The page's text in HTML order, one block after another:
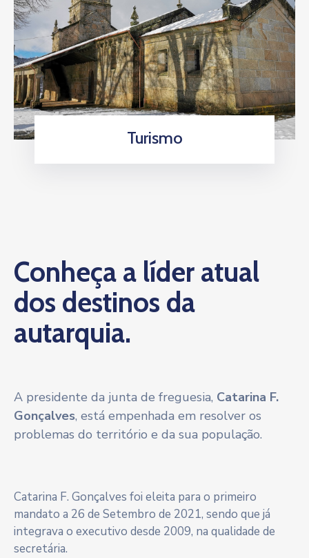
Turismo
Conheça a líder atual
dos destinos da
autarquia.
A presidente da junta de freguesia, Catarina F.
Gonçalves, está empenhada em resolver os
problemas do território e da sua população.
Catarina F. Gonçalves foi eleita para o primeiro
mandato a 26 de Setembro de 2021, sendo que já
integrava o executivo desde 2009, na qualidade de
secretária.